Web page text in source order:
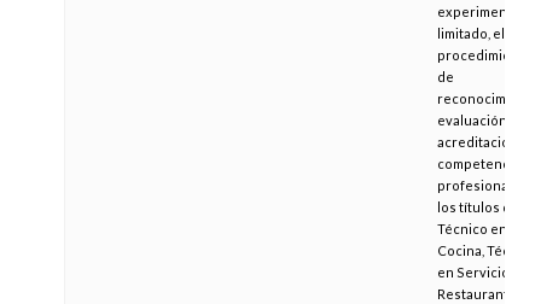
experimental y
limitado, el
procedimiento
de
reconocimiento,
evaluación y
acreditación de
competencias
profesionales
los títulos de
Técnico en
Cocina, Técnico
en Servicios de
Restaurante y